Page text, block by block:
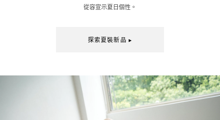
從容宣示夏日個性。
探索夏裝新品 ▸